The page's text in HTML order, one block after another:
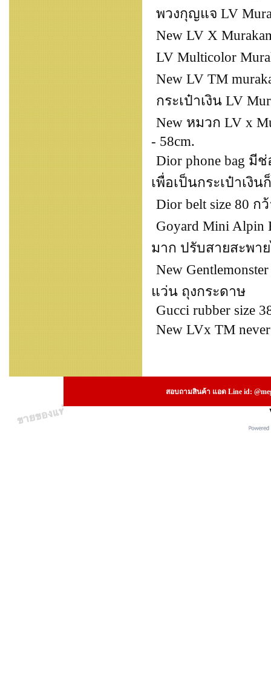
พวงกุญแจ LV
New LV X
LV Multicolor
New LV TM
กระเป๋าเงิน LV
New หมวก LV x
- 58cm.
Dior phone bag
เพื่อเป็นกระเป๋าเงิน
Dior belt size 80 ก
Goyard Mini Alpin
มาก ปรับสายสะพา
New
แว่น ถุงกระดาษ
Gucci rubber size
New LVx TM
สอบถามสินค้า แอด Line id: